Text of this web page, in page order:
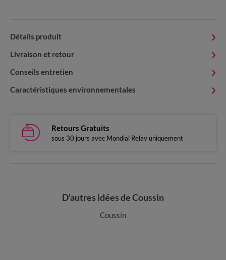
Détails produit
Livraison et retour
Conseils entretien
Caractéristiques environnementales
Retours Gratuits
sous 30 jours avec Mondial Relay uniquement
D'autres idées de Coussin
Coussin